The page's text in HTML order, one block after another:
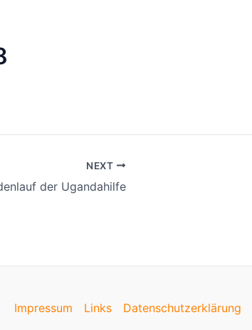
NEXT
der Ugandahilfe
Impressum Links Datenschutzerklärung